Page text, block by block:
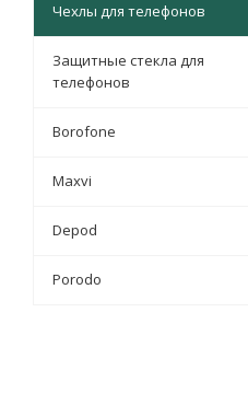
Чехлы для телефонов
Защитные стекла для
телефонов
Borofone
Maxvi
Depod
Porodo